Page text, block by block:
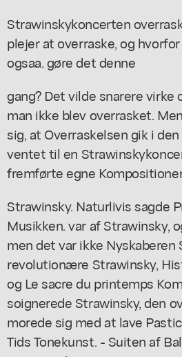
Strawinskykoncerten
plejer at overraske, og
ogsaa. gøre det denne
gang? Det vilde snarere virke
man ikke blev overrasket.
sig, at Overraskelsen gik i
ventet til en
fremførte egne
Strawinsky. Naturlivis sagde
Musikken. var af Strawinsky,
men det var ikke Nyskaberen
revolutionære Strawinsky,
og Le sacre du printemps
soignerede Strawinsky, den
morede sig med at lave
Tids Tonekunst. - Suiten af